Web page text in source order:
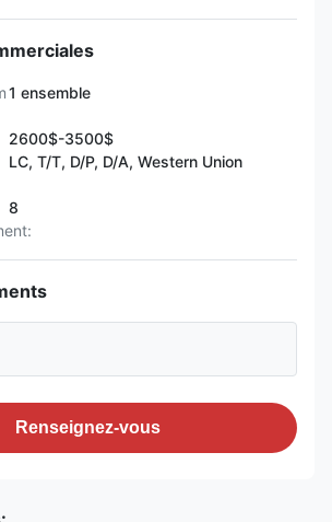
1 ensemble
2600$-3500$
LC, T/T, D/P, D/A, Western Union
8
Renseignez-vous